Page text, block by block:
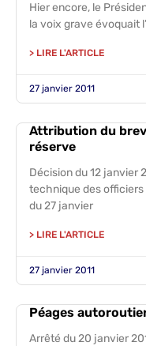
Hier encore, le
la voix grave évoquait
> LIRE L'ARTICLE
27 janvier 2011
Attribution du
réserve
Décision du 12 janvier
technique des officiers
du 27 janvier
> LIRE L'ARTICLE
27 janvier 2011
Péages
Arrêté du 20 janvier